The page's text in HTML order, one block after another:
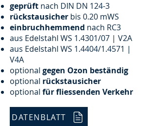
geprüft nach DIN DN 124-3
rückstausicher bis 0.20 mWS
einbruchhemmend nach RC3
aus Edelstahl WS 1.4301/07 | V2A
aus Edelstahl WS 1.4404/1.4571 |
V4A
optional gegen Ozon beständig
optional rückstausicher
optional für fliessenden Verkehr
DATENBLATT